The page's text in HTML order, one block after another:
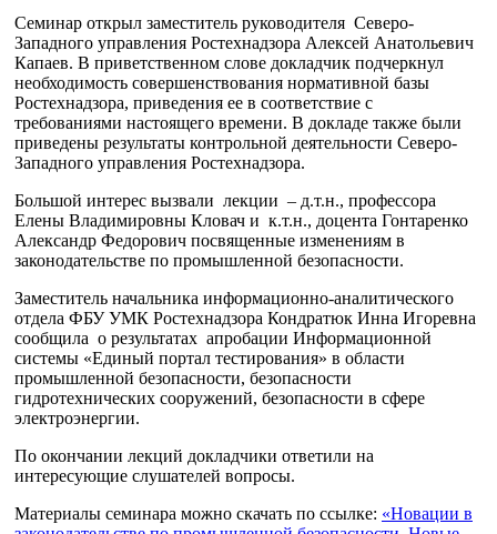
Семинар открыл заместитель руководителя Северо-
Западного управления Ростехнадзора Алексей Анатольевич
Капаев. В приветственном слове докладчик подчеркнул
необходимость совершенствования нормативной базы
Ростехнадзора, приведения ее в соответствие с
требованиями настоящего времени. В докладе также были
приведены результаты контрольной деятельности Северо-
Западного управления Ростехнадзора.
Большой интерес вызвали лекции – д.т.н., профессора
Елены Владимировны Кловач и к.т.н., доцента Гонтаренко
Александр Федорович посвященные изменениям в
законодательстве по промышленной безопасности.
Заместитель начальника информационно-аналитического
отдела ФБУ УМК Ростехнадзора Кондратюк Инна Игоревна
сообщила о результатах апробации Информационной
системы «Единый портал тестирования» в области
промышленной безопасности, безопасности
гидротехнических сооружений, безопасности в сфере
электроэнергии.
По окончании лекций докладчики ответили на
интересующие слушателей вопросы.
Материалы семинара можно скачать по ссылке: «Новации в